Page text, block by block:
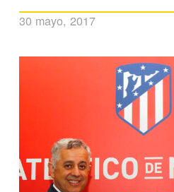
30 mayo, 2017